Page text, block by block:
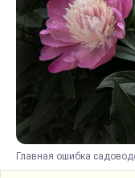
Главная ошибка